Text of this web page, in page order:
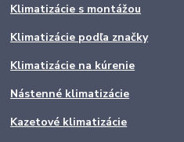
Klimatizácie s montážou
Klimatizácie podľa značky
Klimatizácie na kúrenie
Nástenné klimatizácie
Kazetové klimatizácie